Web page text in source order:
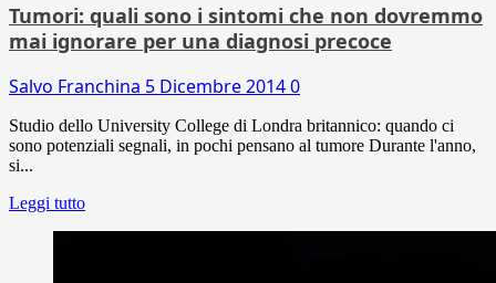
Tumori: quali sono i sintomi che non dovremmo
mai ignorare per una diagnosi precoce
Salvo Franchina 5 Dicembre 20140
Studio dello University College di Londra britannico: quando ci
sono potenziali segnali, in pochi pensano al tumore Durante l'anno,
si...
Leggi tutto